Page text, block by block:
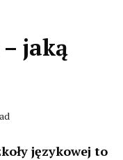
– jaką
językowej to